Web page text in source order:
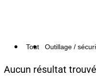
Tout Outillage /
Aucun résultat trouvé